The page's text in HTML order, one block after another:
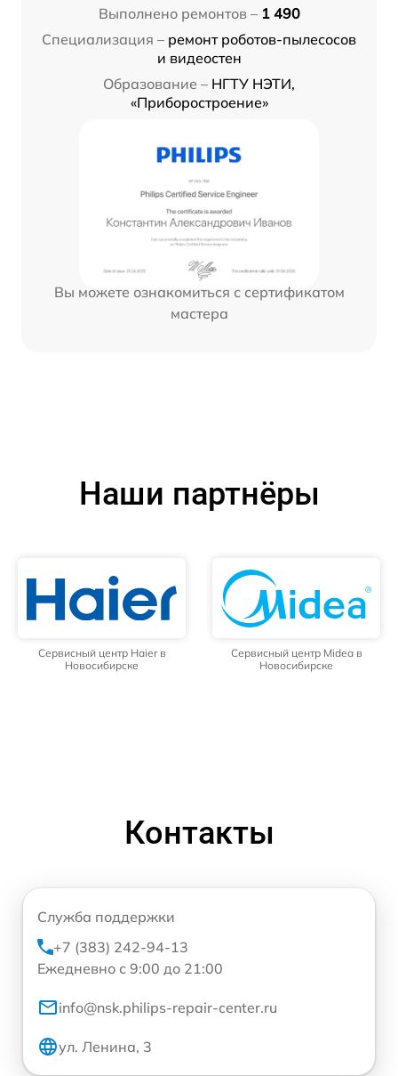
Выполнено ремонтов – 1 490
Специализация – ремонт роботов-пылесосов
и видеостен
Образование – НГТУ НЭТИ,
«Приборостроение»
Вы можете ознакомиться с сертификатом
мастера
Наши партнёры
Сервисный центр Haier в
Новосибирске
Сервисный центр Midea в
Новосибирске
Контакты
Служба поддержки
+7 (383) 242-94-13
Ежедневно с 9:00 до 21:00
info@nsk.philips-repair-center.ru
ул. Ленина, 3